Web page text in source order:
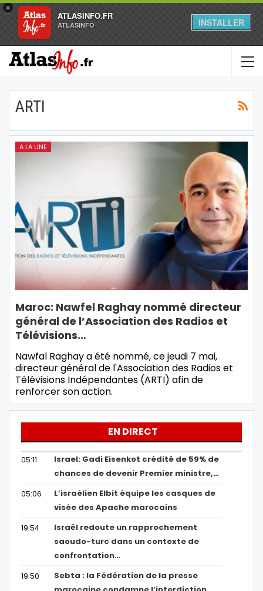
×
ATLASINFO.FR
ATLASINFO INSTALLER
ARTI
A LA UNE
Maroc: Nawfel Raghay nommé directeur
général de l’Association des Radios et
Télévisions…
Nawfal Raghay a été nommé, ce jeudi 7 mai,
directeur général de l'Association des Radios et
Télévisions Indépendantes (ARTI) afin de
renforcer son action.
EN DIRECT
05:11
Israel: Gadi Eisenkot crédité de 59% de
chances de devenir Premier ministre,…
05:06
L’israélien Elbit équipe les casques de
visée des Apache marocains
19:54
Israël redoute un rapprochement
saoudo-turc dans un contexte de
confrontation…
19:50
Sebta : la Fédération de la presse